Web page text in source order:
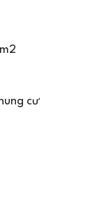
cư